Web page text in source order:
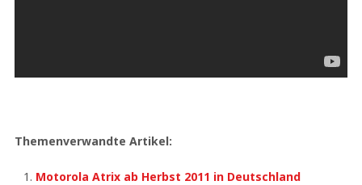
Themenverwandte Artikel:
Motorola Atrix ab Herbst 2011 in Deutschland